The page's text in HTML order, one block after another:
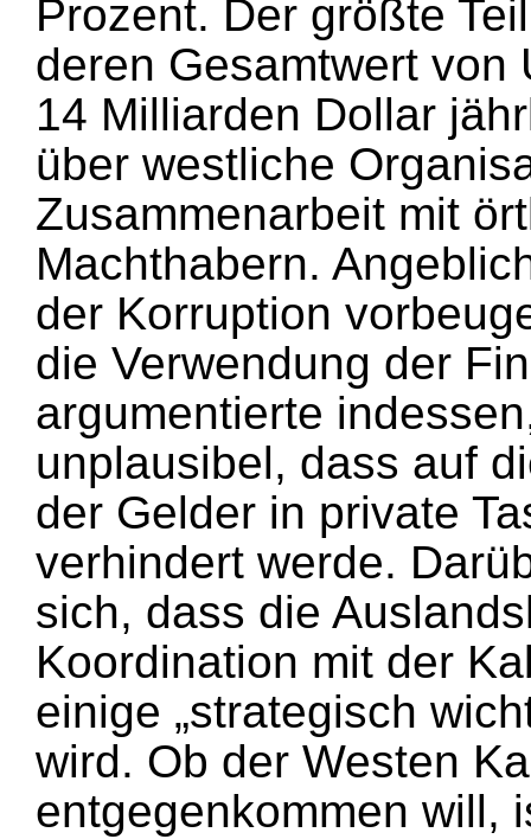
Prozent. Der größte
deren Gesamtwert von
14 Milliarden Dollar
über westliche
Zusammenarbeit mit
Machthabern.
der Korruption
die Verwendung der
argumentierte
unplausibel, dass auf
der Gelder in private
verhindert werde.
sich, dass die
Koordination mit der
einige „strategisch
wird. Ob der Westen
entgegenkommen will,